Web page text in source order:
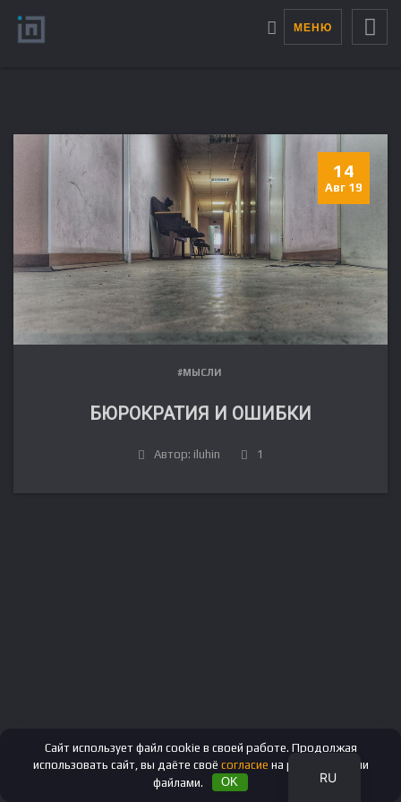
МЕНЮ
14
Авг 19
#МЫСЛИ
БЮРОКРАТИЯ И ОШИБКИ
Автор: iluhin 1
RU
EN
Сайт использует файл cookie в своей работе. Продолжая
использовать сайт, вы даёте своё согласие на работу с этими
файлами.
OK